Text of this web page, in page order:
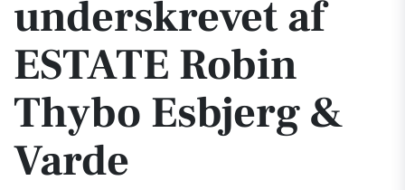
underskrevet af
ESTATE Robin
Thybo Esbjerg &
Varde